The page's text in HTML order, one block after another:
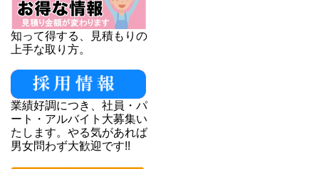
知って得する、見積もりの
上手な取り方。
業績好調につき、社員・パ
ート・アルバイト大募集い
たします。やる気があれば
男女問わず大歓迎です!!